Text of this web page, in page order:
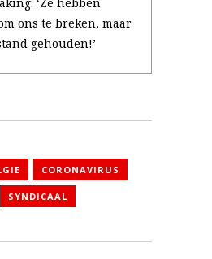
ons te breken, maar
gehouden!’
CORONAVIRUS
SYNDICAAL